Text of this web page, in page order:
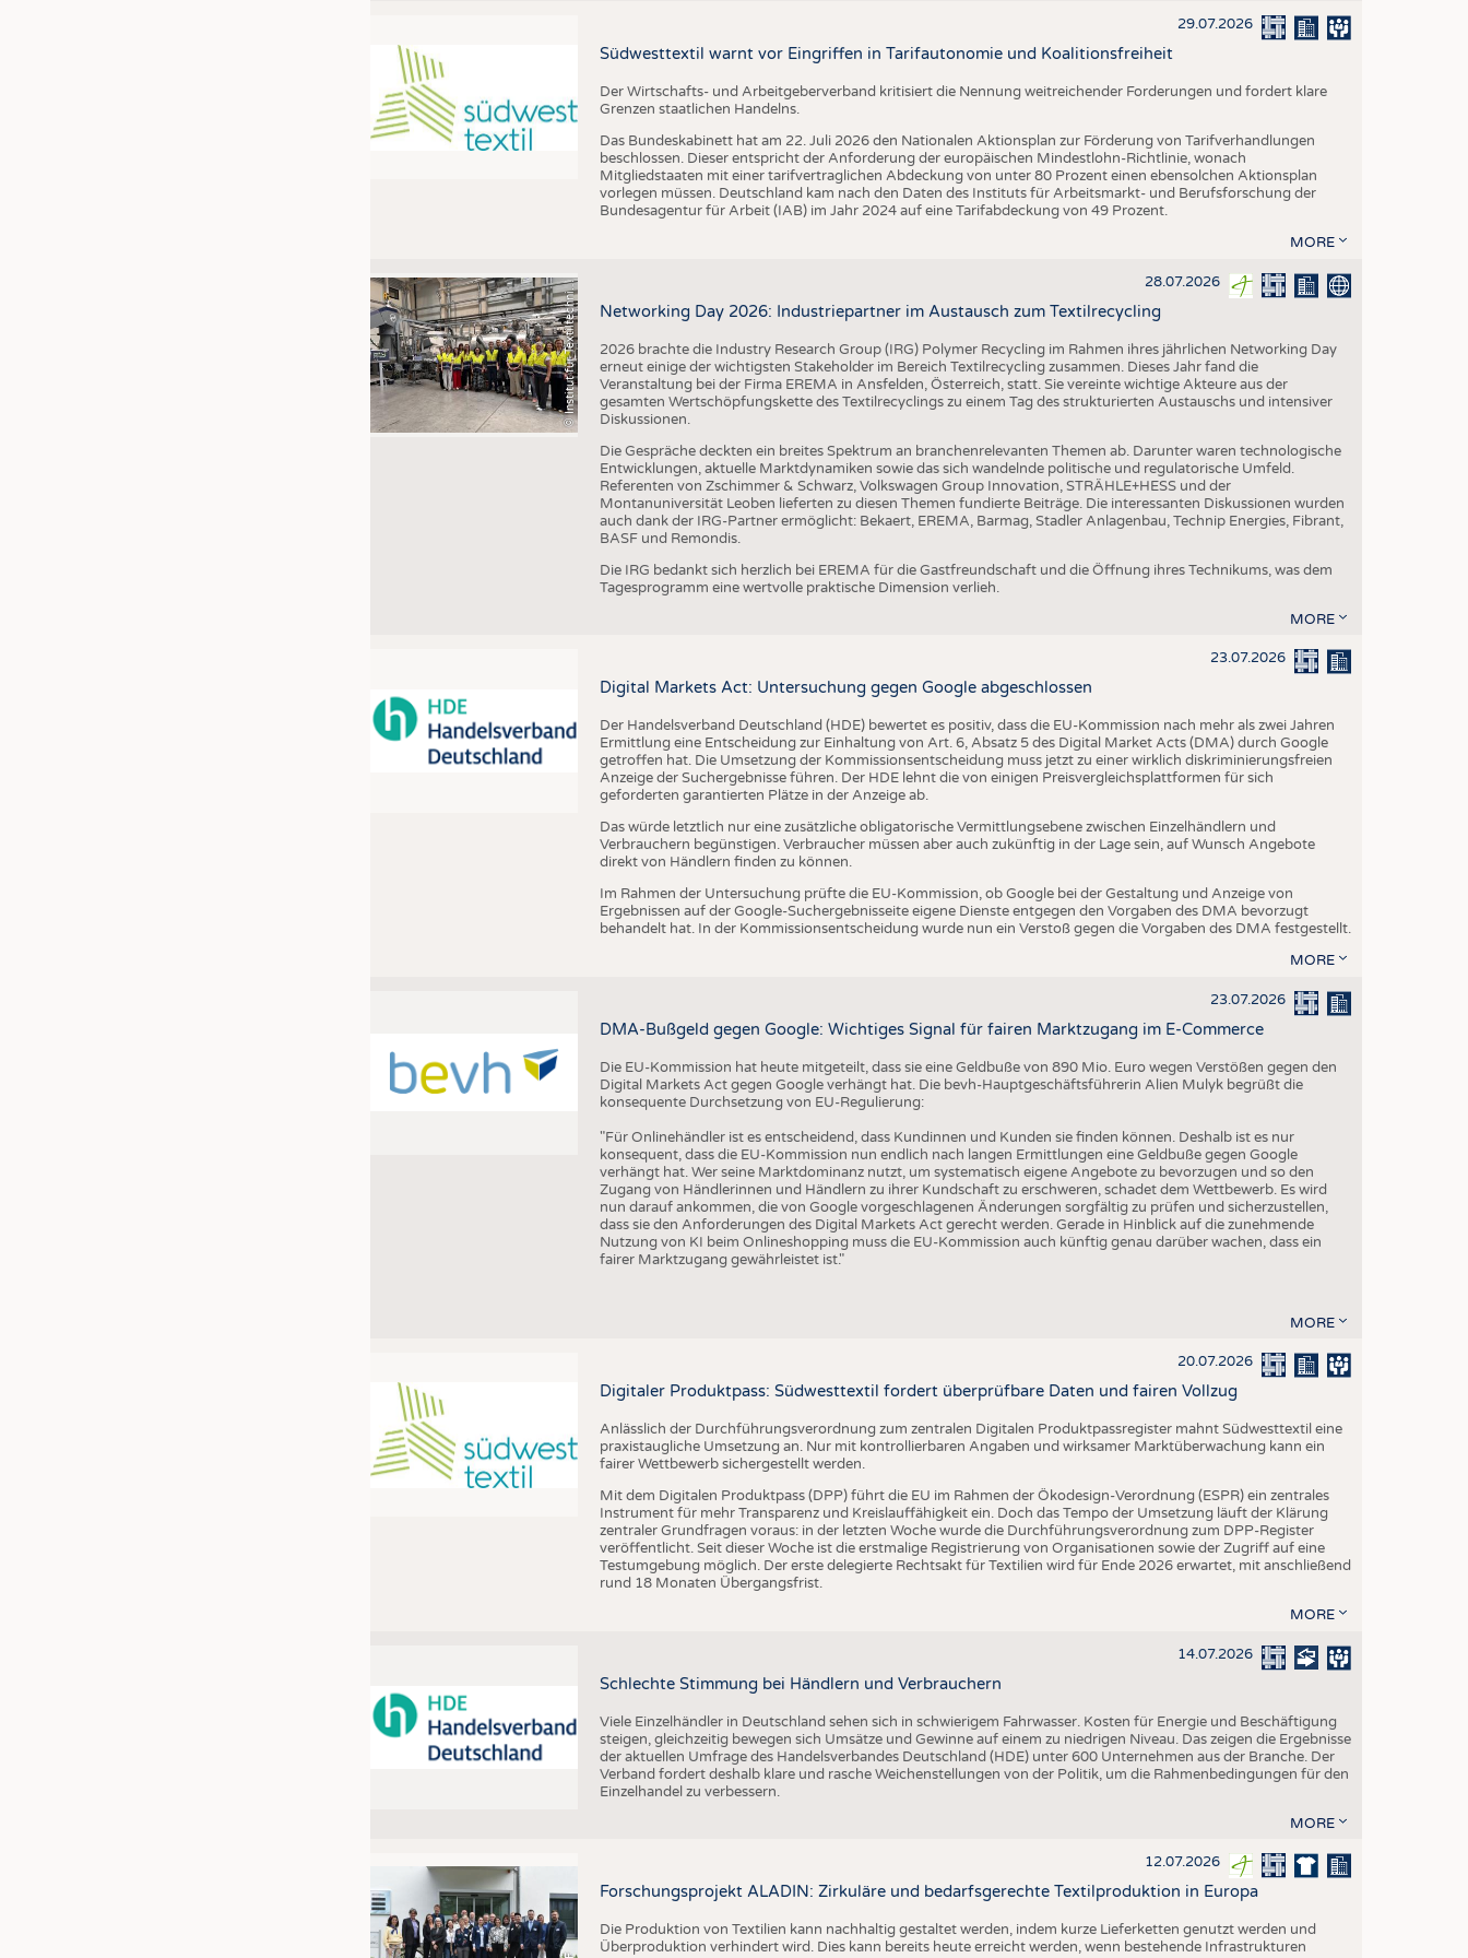
KRÜGER PERSONAL HEADHUNTING
PRAKTIKA & AUSBILDUNGEN DTV AUSSCHREIBUNGSDIENST
PUBLIKATIONEN
TERMINE
BRANCHENTERMINE
29.07.2026
Südwesttextil warnt vor Eingriffen in Tarifautonomie und Koalitionsfreiheit
Der Wirtschafts- und Arbeitgeberverband kritisiert die Nennung weitreichender Forderungen und fordert klare
Grenzen staatlichen Handelns.
Das Bundeskabinett hat am 22. Juli 2026 den Nationalen Aktionsplan zur Förderung von Tarifverhandlungen
beschlossen. Dieser entspricht der Anforderung der europäischen Mindestlohn-Richtlinie, wonach
Mitgliedstaaten mit einer tarifvertraglichen Abdeckung von unter 80 Prozent einen ebensolchen Aktionsplan
vorlegen müssen. Deutschland kam nach den Daten des Instituts für Arbeitsmarkt- und Berufsforschung der
Bundesagentur für Arbeit (IAB) im Jahr 2024 auf eine Tarifabdeckung von 49 Prozent.
MORE
©
I
n
s
t
i
t
u
t
f
ü
r
T
e
x
t
i
l
t
e
c
h
n
i
k
(
I
T
A
)
d
e
r
R
W
T
H
A
a
c
h
e
n
U
n
i
v
e
r
s
i
t
y 28.07.2026
Networking Day 2026: Industriepartner im Austausch zum Textilrecycling
2026 brachte die Industry Research Group (IRG) Polymer Recycling im Rahmen ihres jährlichen Networking Day
erneut einige der wichtigsten Stakeholder im Bereich Textilrecycling zusammen. Dieses Jahr fand die
Veranstaltung bei der Firma EREMA in Ansfelden, Österreich, statt. Sie vereinte wichtige Akteure aus der
gesamten Wertschöpfungskette des Textilrecyclings zu einem Tag des strukturierten Austauschs und intensiver
Diskussionen.
Die Gespräche deckten ein breites Spektrum an branchenrelevanten Themen ab. Darunter waren technologische
Entwicklungen, aktuelle Marktdynamiken sowie das sich wandelnde politische und regulatorische Umfeld.
Referenten von Zschimmer & Schwarz, Volkswagen Group Innovation, STRÄHLE+HESS und der
Montanuniversität Leoben lieferten zu diesen Themen fundierte Beiträge. Die interessanten Diskussionen wurden
auch dank der IRG-Partner ermöglicht: Bekaert, EREMA, Barmag, Stadler Anlagenbau, Technip Energies, Fibrant,
BASF und Remondis.
Die IRG bedankt sich herzlich bei EREMA für die Gastfreundschaft und die Öffnung ihres Technikums, was dem
Tagesprogramm eine wertvolle praktische Dimension verlieh.
MORE
23.07.2026
Digital Markets Act: Untersuchung gegen Google abgeschlossen
Der Handelsverband Deutschland (HDE) bewertet es positiv, dass die EU-Kommission nach mehr als zwei Jahren
Ermittlung eine Entscheidung zur Einhaltung von Art. 6, Absatz 5 des Digital Market Acts (DMA) durch Google
getroffen hat. Die Umsetzung der Kommissionsentscheidung muss jetzt zu einer wirklich diskriminierungsfreien
Anzeige der Suchergebnisse führen. Der HDE lehnt die von einigen Preisvergleichsplattformen für sich
geforderten garantierten Plätze in der Anzeige ab.
Das würde letztlich nur eine zusätzliche obligatorische Vermittlungsebene zwischen Einzelhändlern und
Verbrauchern begünstigen. Verbraucher müssen aber auch zukünftig in der Lage sein, auf Wunsch Angebote
direkt von Händlern finden zu können.
Im Rahmen der Untersuchung prüfte die EU-Kommission, ob Google bei der Gestaltung und Anzeige von
Ergebnissen auf der Google-Suchergebnisseite eigene Dienste entgegen den Vorgaben des DMA bevorzugt
behandelt hat. In der Kommissionsentscheidung wurde nun ein Verstoß gegen die Vorgaben des DMA festgestellt.
MORE
23.07.2026
DMA-Bußgeld gegen Google: Wichtiges Signal für fairen Marktzugang im E-Commerce
Die EU-Kommission hat heute mitgeteilt, dass sie eine Geldbuße von 890 Mio. Euro wegen Verstößen gegen den
Digital Markets Act gegen Google verhängt hat. Die bevh-Hauptgeschäftsführerin Alien Mulyk begrüßt die
konsequente Durchsetzung von EU-Regulierung:
"Für Onlinehändler ist es entscheidend, dass Kundinnen und Kunden sie finden können. Deshalb ist es nur
konsequent, dass die EU-Kommission nun endlich nach langen Ermittlungen eine Geldbuße gegen Google
verhängt hat. Wer seine Marktdominanz nutzt, um systematisch eigene Angebote zu bevorzugen und so den
Zugang von Händlerinnen und Händlern zu ihrer Kundschaft zu erschweren, schadet dem Wettbewerb. Es wird
nun darauf ankommen, die von Google vorgeschlagenen Änderungen sorgfältig zu prüfen und sicherzustellen,
dass sie den Anforderungen des Digital Markets Act gerecht werden. Gerade in Hinblick auf die zunehmende
Nutzung von KI beim Onlineshopping muss die EU-Kommission auch künftig genau darüber wachen, dass ein
fairer Marktzugang gewährleistet ist."
MORE
20.07.2026
Digitaler Produktpass: Südwesttextil fordert überprüfbare Daten und fairen Vollzug
Anlässlich der Durchführungsverordnung zum zentralen Digitalen Produktpassregister mahnt Südwesttextil eine
praxistaugliche Umsetzung an. Nur mit kontrollierbaren Angaben und wirksamer Marktüberwachung kann ein
fairer Wettbewerb sichergestellt werden.
Mit dem Digitalen Produktpass (DPP) führt die EU im Rahmen der Ökodesign-Verordnung (ESPR) ein zentrales
Instrument für mehr Transparenz und Kreislauffähigkeit ein. Doch das Tempo der Umsetzung läuft der Klärung
zentraler Grundfragen voraus: in der letzten Woche wurde die Durchführungsverordnung zum DPP-Register
veröffentlicht. Seit dieser Woche ist die erstmalige Registrierung von Organisationen sowie der Zugriff auf eine
Testumgebung möglich. Der erste delegierte Rechtsakt für Textilien wird für Ende 2026 erwartet, mit anschließend
rund 18 Monaten Übergangsfrist.
MORE
14.07.2026
Schlechte Stimmung bei Händlern und Verbrauchern
Viele Einzelhändler in Deutschland sehen sich in schwierigem Fahrwasser. Kosten für Energie und Beschäftigung
steigen, gleichzeitig bewegen sich Umsätze und Gewinne auf einem zu niedrigen Niveau. Das zeigen die Ergebnisse
der aktuellen Umfrage des Handelsverbandes Deutschland (HDE) unter 600 Unternehmen aus der Branche. Der
Verband fordert deshalb klare und rasche Weichenstellungen von der Politik, um die Rahmenbedingungen für den
Einzelhandel zu verbessern.
MORE
12.07.2026
Forschungsprojekt ALADIN: Zirkuläre und bedarfsgerechte Textilproduktion in Europa
Die Produktion von Textilien kann nachhaltig gestaltet werden, indem kurze Lieferketten genutzt werden und
Überproduktion verhindert wird. Dies kann bereits heute erreicht werden, wenn bestehende Infrastrukturen